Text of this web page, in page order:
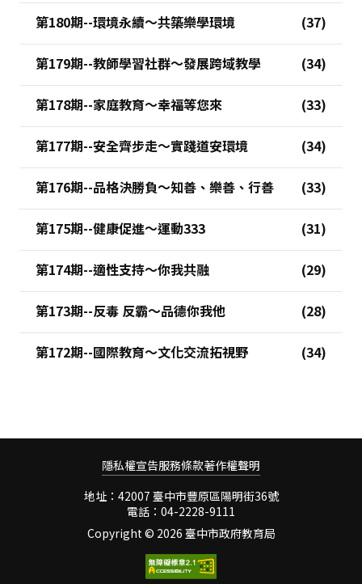
第180期--環境永續～共築樂學環境
第179期--教師學習社群～發展跨域教學
第178期--家庭教育～幸福等您來
第177期--安全齊步走～實踐道安環境
第176期--品格決勝負～知善、樂善、行善
第175期--健康促進～運動333
第174期--適性支持～你我共融
第173期--反毒 反霸～品德你我他
第172期--國際教育～文化交流拓視野
隱私權宣告服務條款著作權聲明
地址：42007 臺中市豐原區陽明街36號
電話：04-2228-9111
Copyright © 2026 臺中市政府教育局